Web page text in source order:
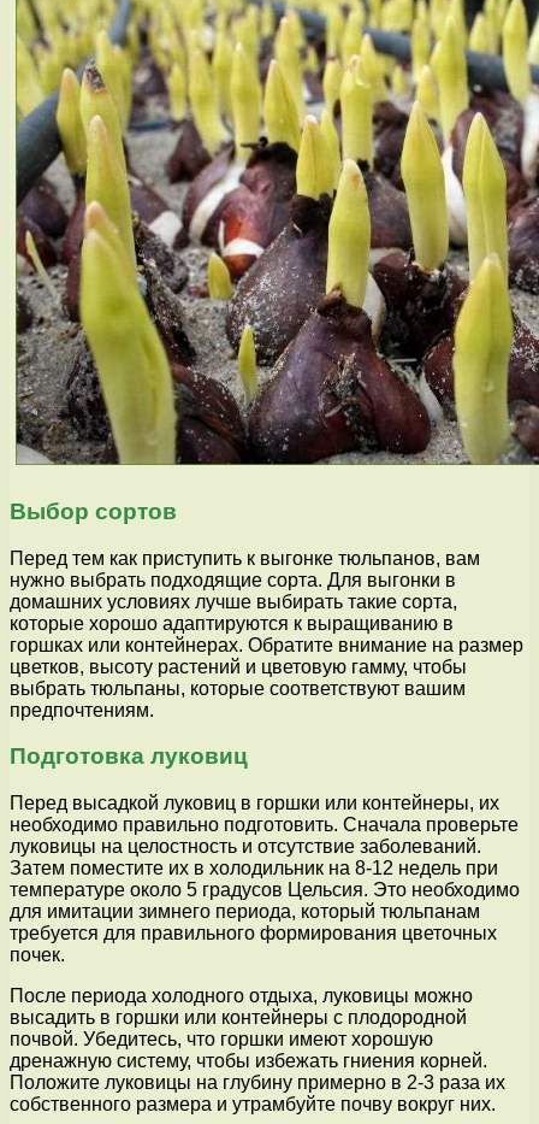
Выбор сортов
Перед тем как приступить к выгонке тюльпанов, вам
нужно выбрать подходящие сорта. Для выгонки в
домашних условиях лучше выбирать такие сорта,
которые хорошо адаптируются к выращиванию в
горшках или контейнерах. Обратите внимание на размер
цветков, высоту растений и цветовую гамму, чтобы
выбрать тюльпаны, которые соответствуют вашим
предпочтениям.
Подготовка луковиц
Перед высадкой луковиц в горшки или контейнеры, их
необходимо правильно подготовить. Сначала проверьте
луковицы на целостность и отсутствие заболеваний.
Затем поместите их в холодильник на 8-12 недель при
температуре около 5 градусов Цельсия. Это необходимо
для имитации зимнего периода, который тюльпанам
требуется для правильного формирования цветочных
почек.
После периода холодного отдыха, луковицы можно
высадить в горшки или контейнеры с плодородной
почвой. Убедитесь, что горшки имеют хорошую
дренажную систему, чтобы избежать гниения корней.
Положите луковицы на глубину примерно в 2-3 раза их
собственного размера и утрамбуйте почву вокруг них.